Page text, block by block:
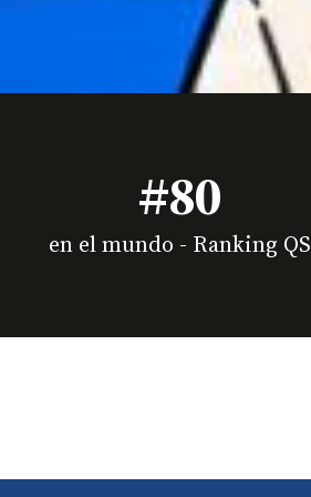
#80
en el mundo - Ranking QS